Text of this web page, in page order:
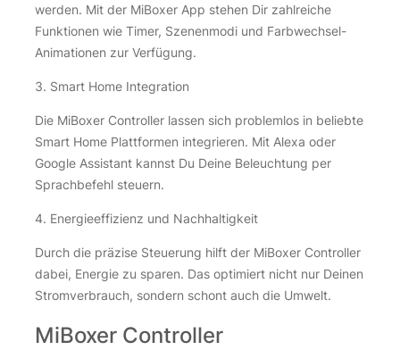
werden. Mit der MiBoxer App stehen Dir zahlreiche
Funktionen wie Timer, Szenenmodi und Farbwechsel-
Animationen zur Verfügung.
3. Smart Home Integration
Die MiBoxer Controller lassen sich problemlos in beliebte
Smart Home Plattformen integrieren. Mit Alexa oder
Google Assistant kannst Du Deine Beleuchtung per
Sprachbefehl steuern.
4. Energieeffizienz und Nachhaltigkeit
Durch die präzise Steuerung hilft der MiBoxer Controller
dabei, Energie zu sparen. Das optimiert nicht nur Deinen
Stromverbrauch, sondern schont auch die Umwelt.
MiBoxer Controller